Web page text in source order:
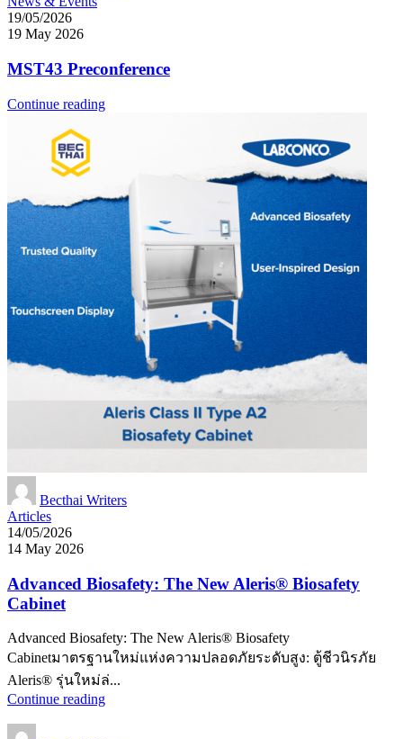
19/05/2026
19 May 2026
MST43 Preconference
Continue reading
Becthai Writers
Articles
14/05/2026
14 May 2026
Advanced Biosafety: The New Aleris® Biosafety
Cabinet
Advanced Biosafety: The New Aleris® Biosafety
Cabinetมาตรฐานใหม่แห่งความปลอดภัยระดับสูง: ตู้ชีวนิรภัย
Aleris® รุ่นใหม่ล่...
Continue reading